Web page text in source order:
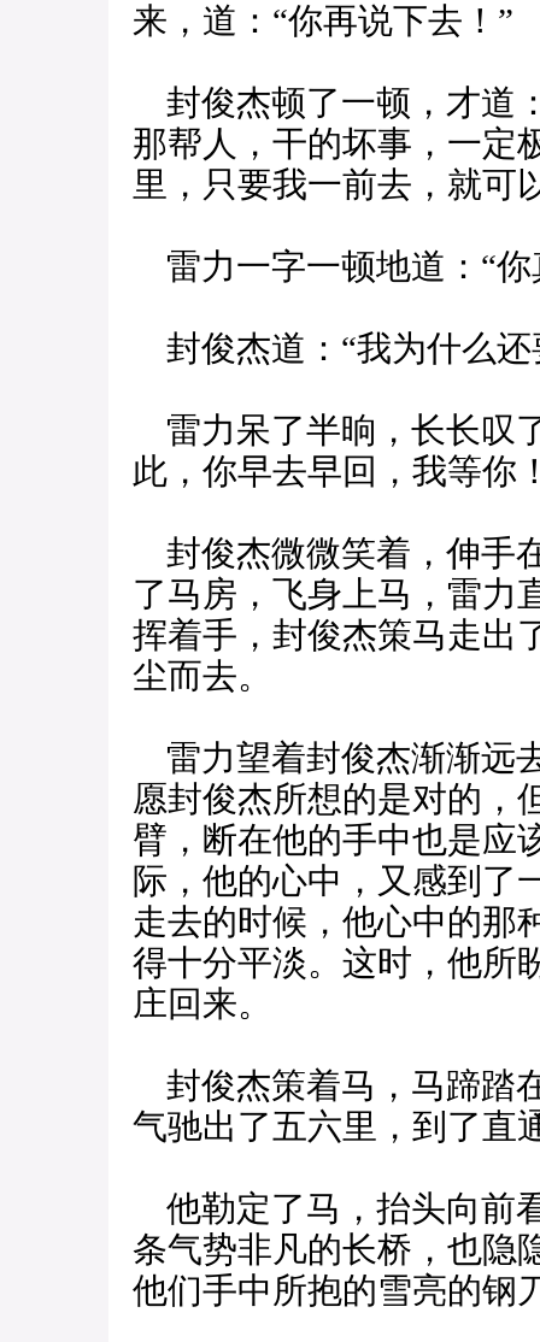
来，道：“你再说下去！”
封俊杰顿了一顿，才道
那帮人，干的坏事，一定
里，只要我一前去，就可
雷力一字一顿地道：“你
封俊杰道：“我为什么还
雷力呆了半晌，长长叹
此，你早去早回，我等你
封俊杰微微笑着，伸手
了马房，飞身上马，雷力
挥着手，封俊杰策马走出
尘而去。
雷力望着封俊杰渐渐远
愿封俊杰所想的是对的，
臂，断在他的手中也是应
际，他的心中，又感到了
走去的时候，他心中的那
得十分平淡。这时，他所
庄回来。
封俊杰策着马，马蹄踏
气驰出了五六里，到了直
他勒定了马，抬头向前
条气势非凡的长桥，也隐
他们手中所抱的雪亮的钢